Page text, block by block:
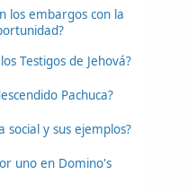
los embargos con la
Testigos de Jehová?
Pachuca?
social y sus ejemplos?
uno en Domino's